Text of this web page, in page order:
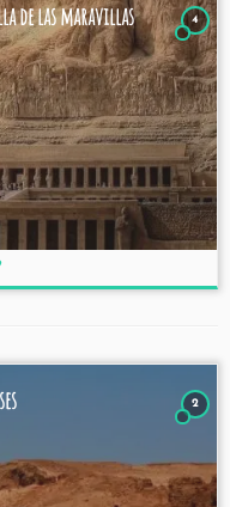
4
de las maravillas
2